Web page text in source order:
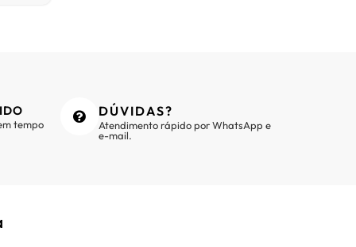
tempo
DÚVIDAS?
Atendimento rápido por WhatsApp e
e-mail.